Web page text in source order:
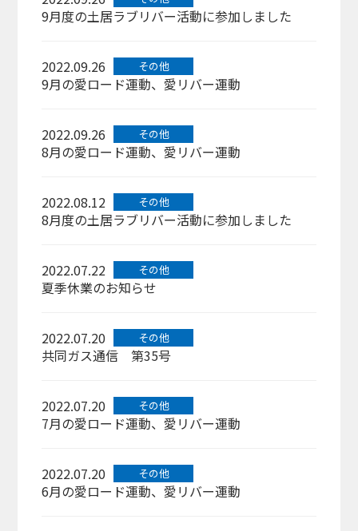
9月度の土居ラブリバー活動に参加しました
2022.09.26 その他
9月の愛ロード運動、愛リバー運動
2022.09.26 その他
8月の愛ロード運動、愛リバー運動
2022.08.12 その他
8月度の土居ラブリバー活動に参加しました
2022.07.22 その他
夏季休業のお知らせ
2022.07.20 その他
共同ガス通信 第35号
2022.07.20 その他
7月の愛ロード運動、愛リバー運動
2022.07.20 その他
6月の愛ロード運動、愛リバー運動